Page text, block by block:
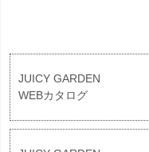
JUICY GARDEN
WEBカタログ